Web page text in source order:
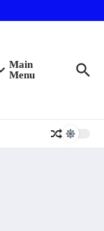
Main
Menu